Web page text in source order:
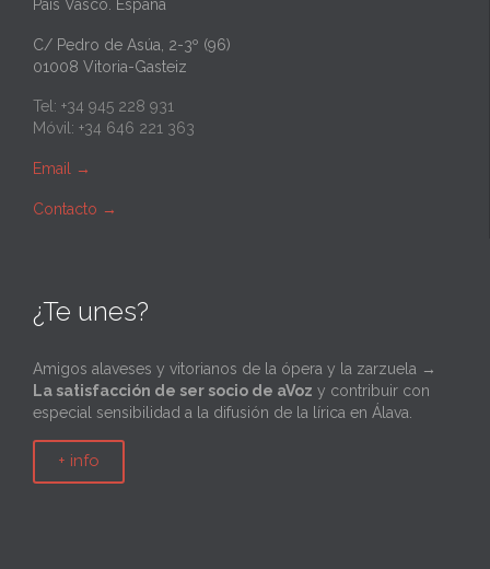
País Vasco. España
C/ Pedro de Asúa, 2-3º (96)
01008 Vitoria-Gasteiz
Tel: +34 945 228 931
Móvil: +34 646 221 363
Email →
Contacto →
¿Te unes?
Amigos alaveses y vitorianos de la ópera y la zarzuela →
La satisfacción de ser socio de aVoz y contribuir con
especial sensibilidad a la difusión de la lírica en Álava.
+ info